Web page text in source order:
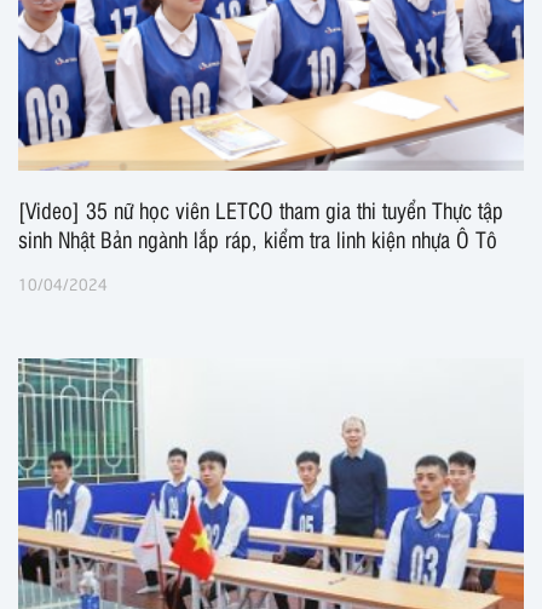
[Video] 35 nữ học viên LETCO tham gia thi tuyển Thực tập
sinh Nhật Bản ngành lắp ráp, kiểm tra linh kiện nhựa Ô Tô
10/04/2024